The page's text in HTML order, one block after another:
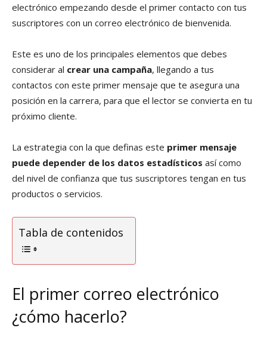
electrónico empezando desde el primer contacto con tus
suscriptores con un correo electrónico de bienvenida.
Este es uno de los principales elementos que debes
considerar al crear una campaña, llegando a tus
contactos con este primer mensaje que te asegura una
posición en la carrera, para que el lector se convierta en tu
próximo cliente.
La estrategia con la que definas este primer mensaje
puede depender de los datos estadísticos así como
del nivel de confianza que tus suscriptores tengan en tus
productos o servicios.
Tabla de contenidos
El primer correo electrónico
¿cómo hacerlo?